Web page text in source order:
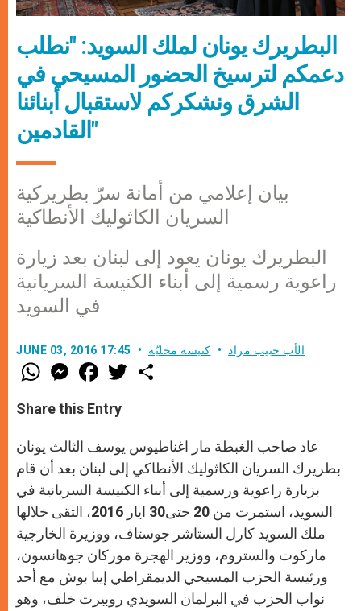
البطريرك يونان لملك السويد: "نطلب
دعمكم لترسيخ الحضور المسيحي في
الشرق ونشكركم لاستقبال أبنائنا
القادمين"
بيان إعلامي من أمانة سرّ بطريركية
السريان الكاثوليك الأنطاكية
البطريرك يونان يعود إلى لبنان بعد زيارة
راعوية رسمية إلى أبناء الكنيسة السريانية
في السويد
JUNE 03, 2016 17:45 الأب حبيب مراد كنيسة محليّة
W
h
t
s
p
M
e
s
e
g
e
r
F
a
e
b
k
w
Share this Entry
عاد صاحب الغبطة مار اغناطيوس يوسف الثالث يونان
بطريرك السريان الكاثوليك الأنطاكي إلى لبنان بعد أن قام
بزيارة راعوية ورسمية إلى أبناء الكنيسة السريانية في
السويد، استمرت من 20 حتى30 ايار 2016، التقى خلالها
ملك السويد كارل الستاشر جوستاف، ووزيرة الخارجية
ماركوت والستروم، ووزير الهجرة موركان جوهانسون،
ورئيسة الحزب المسيحي الديمقراطي إيبا بوش مع أحد
نواب الحزب في البرلمان السويدي روبيرت خلف، وهو